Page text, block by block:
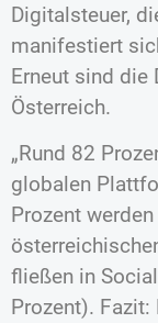
Digitalsteuer,
manifestiert
Erneut sind
Österreich.
„Rund 82
globalen
Prozent
fließen in
Prozent). Fazit: